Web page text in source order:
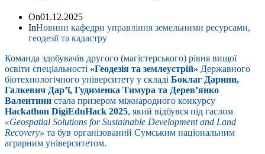
On01.12.2025
InНовини кафедри управління земельними ресурсами,
геодезії та кадастру
Команда здобувачів другого (магістерського) рівня вищої
освіти спеціальності «Геодезія та землеустрій» Державного
біотехнологічного університету у складі Боклаг Дарини,
Галкевич Дар’ї, Гудименка Тимура та Дерев’янко
Валентини стала призером міжнародного конкурсу
Hackathon DigiEduHack 2025, який відбувся під гаслом
«Geospatial Solutions for Sustainable Development and Land
Recovery» та був організований Сумським національним
аграрним університетом.